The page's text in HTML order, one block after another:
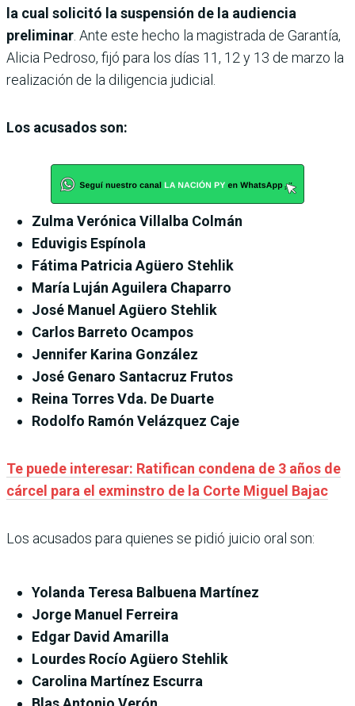
la cual solicitó la suspensión de la audiencia
preliminar . Ante este hecho la magistrada de Garantía,
Alicia Pedroso, fijó para los días 11, 12 y 13 de marzo la
realización de la diligencia judicial.
Los acusados son:
Zulma Verónica Villalba Colmán
Eduvigis Espínola
Fátima Patricia Agüero Stehlik
María Luján Aguilera Chaparro
José Manuel Agüero Stehlik
Carlos Barreto Ocampos
Jennifer Karina González
José Genaro Santacruz Frutos
Reina Torres Vda. De Duarte
Rodolfo Ramón Velázquez Caje
Te puede interesar: Ratifican condena de 3 años de
cárcel para el exminstro de la Corte Miguel Bajac
Los acusados para quienes se pidió juicio oral son:
Yolanda Teresa Balbuena Martínez
Jorge Manuel Ferreira
Edgar David Amarilla
Lourdes Rocío Agüero Stehlik
Carolina Martínez Escurra